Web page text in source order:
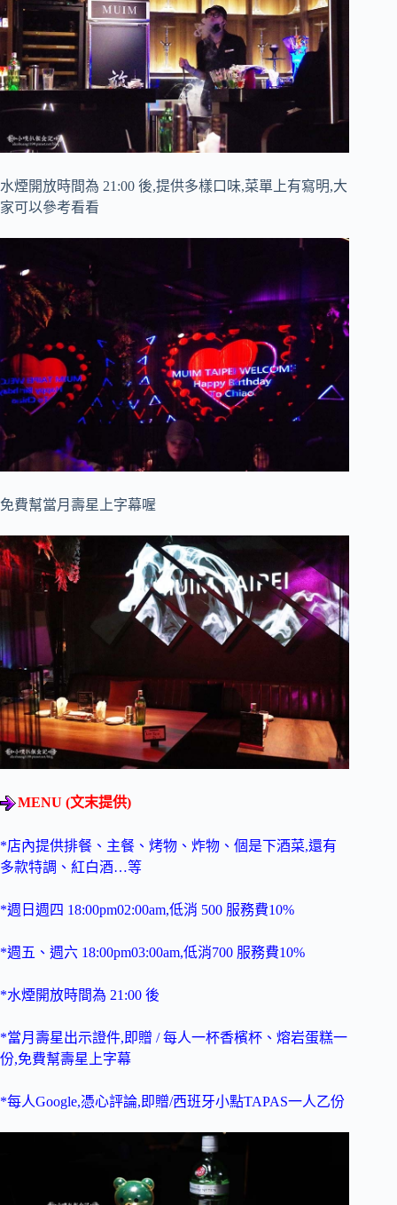
水煙開放時間為 21:00 後,提供多樣口味,菜單上有寫明,大
家可以參考看看
免費幫當月壽星上字幕喔
MENU (文末提供)
*店內提供排餐、主餐、烤物、炸物、個是下酒菜,還有
多款特調、紅白酒…等
*週日週四 18:00pm02:00am,低消 500 服務費10%
*週五、週六 18:00pm03:00am,低消700 服務費10%
*水煙開放時間為 21:00 後
*當月壽星出示證件,即贈 / 每人一杯香檳杯、熔岩蛋糕一
份,免費幫壽星上字幕
*每人Google,憑心評論,即贈/西班牙小點TAPAS一人乙份